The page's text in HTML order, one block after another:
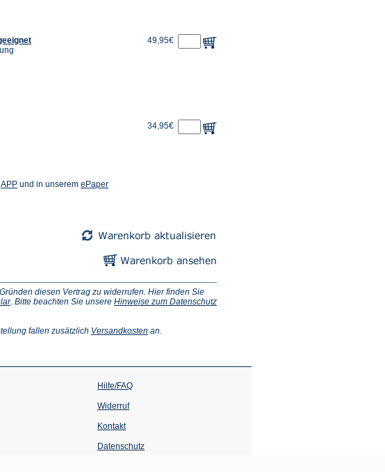
49,95€
APP(Öffnet
und in unserem ePaper(Öffnet
34,95€
diesen Vertrag zu widerrufen. Hier finden Sie
(Öffnet
neuen
. Bitte beachten Sie unsere Hinweise zum Datenschutz
fallen zusätzlich Versandkosten (Öffnet
Tab)
an.
Hilfe/FAQ
Widerruf
Kontakt
Datenschutz